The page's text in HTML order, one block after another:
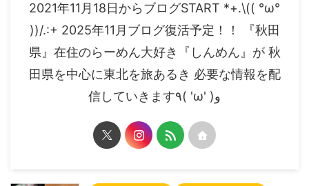
2021年11月18日からブログSTART *+.\(( °ω°
))/.:+ 2025年11月ブログ復活予定！！ 『秋田
県』在住のらーめん大好き『しんめん』が 秋
田県を中心に東北を旅あるき 必要な情報を配
信していきます٩( 'ω' )و